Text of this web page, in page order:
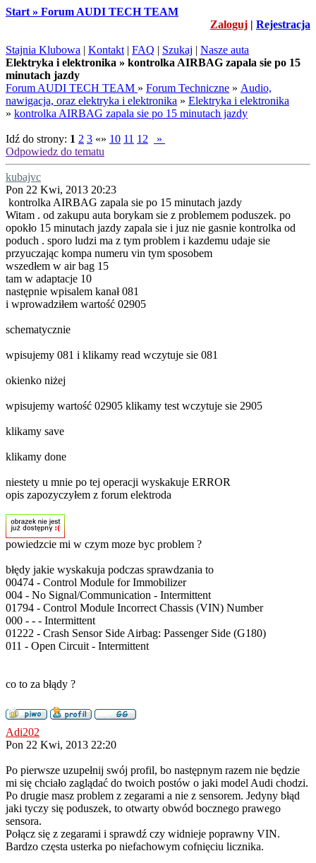
Start » Forum AUDI TECH TEAM
Zaloguj | Rejestracja
Stajnia Klubowa | Kontakt | FAQ | Szukaj | Nasze auta
Elektryka i elektronika » kontrolka AIRBAG zapala sie po 15
minutach jazdy
Forum AUDI TECH TEAM » Forum Techniczne » Audio,
nawigacja, oraz elektryka i elektronika » Elektryka i elektronika
» kontrolka AIRBAG zapala sie po 15 minutach jazdy
Idź do strony: 1 2 3 «» 10 11 12
»
Odpowiedz do tematu
kubajvc
Pon 22 Kwi, 2013 20:23
kontrolka AIRBAG zapala sie po 15 minutach jazdy
Witam . od zakupu auta borykam sie z problemem poduszek. po
opokło 15 minutach jazdy zapala sie i juz nie gasnie kontrolka od
poduch . sporo ludzi ma z tym problem i kazdemu udaje sie
przyuczając kompa numeru vin tym sposobem
wszedłem w air bag 15
tam w adaptacje 10
następnie wpisalem kanał 081
i wprowadziłem wartość 02905
schematycznie
wpisujemy 081 i klikamy read wczytuje sie 081
okienko niżej
wpisujemy wartość 02905 klikamy test wczytuje sie 2905
klikamy save
klikamy done
niestety u mnie po tej operacji wyskakuje ERROR
opis zapozyczyłem z forum elektroda
powiedzcie mi w czym moze byc problem ?
błędy jakie wyskakuja podczas sprawdzania to
00474 - Control Module for Immobilizer
004 - No Signal/Communication - Intermittent
01794 - Control Module Incorrect Chassis (VIN) Number
000 - - - Intermittent
01222 - Crash Sensor Side Airbag: Passenger Side (G180)
011 - Open Circuit - Intermittent
co to za błądy ?
Adi202
Pon 22 Kwi, 2013 22:20
Po pierwsze uzupełnij swój profil, bo następnym razem nie będzie
mi się chciało zaglądać do twoich postów o jaki model Audi chodzi.
Po drugie masz problem z zegarami a nie z sensorem. Jedyny błąd
jaki tyczy się poduszek, to otwarty obwód bocznego prawego
sensora.
Połącz się z zegarami i sprawdź czy widnieje poprawny VIN.
Bardzo częsta usterka po niefachowym cofnięciu licznika.